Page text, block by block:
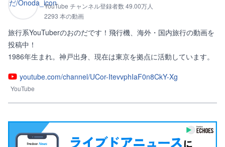
YouTube チャンネル登録者数 49.00万人
2293 本の動画
旅行系YouTuberのおのだです！飛行機、海外・国内旅行の動画を
投稿中！
1986年生まれ。神戸出身、現在は東京を拠点に活動しています。
youtube.com/channel/UCor-ItevvphIaF0n8CkY-Xg
YouTube